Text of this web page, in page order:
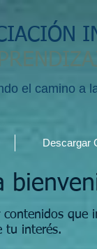
el camino a
Descargar
que
tu interés.